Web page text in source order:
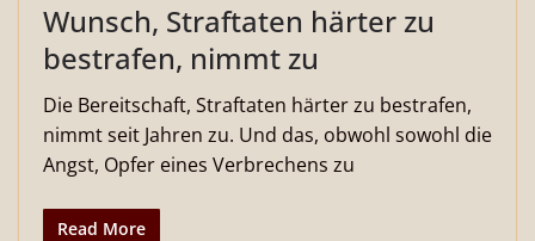
Wunsch, Straftaten härter zu
bestrafen, nimmt zu
Die Bereitschaft, Straftaten härter zu bestrafen,
nimmt seit Jahren zu. Und das, obwohl sowohl die
Angst, Opfer eines Verbrechens zu
Read More